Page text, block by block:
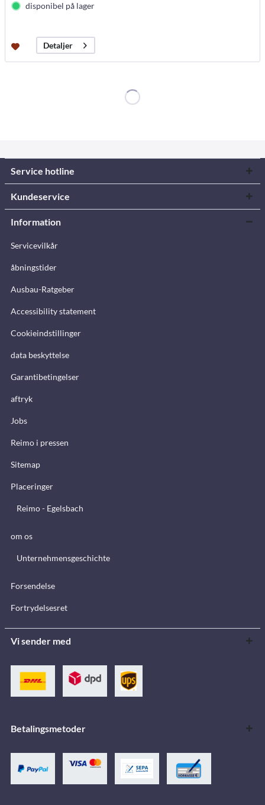
disponibel på lager
Detaljer
Service hotline
Kundeservice
Information
Servicevilkår
åbningstider
Ausbau-Ratgeber
Accessibility statement
Cookieindstillinger
data beskyttelse
Garantibetingelser
aftryk
Jobs
Reimo i pressen
Sitemap
Placeringer
Reimo - Egelsbach
om os
Unternehmensgeschichte
Forsendelse
Fortrydelsesret
Vi sender med
Betalingsmetoder